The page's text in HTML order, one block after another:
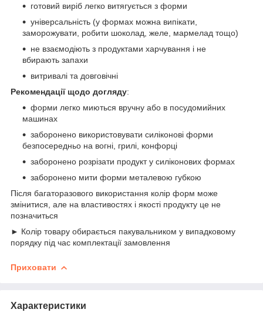
готовий виріб легко витягується з форми
універсальність (у формах можна випікати,
заморожувати, робити шоколад, желе, мармелад тощо)
не взаємодіють з продуктами харчування і не
вбирають запахи
витривалі та довговічні
Рекомендації щодо догляду:
форми легко миються вручну або в посудомийних
машинах
заборонено використовувати силіконові форми
безпосередньо на вогні, грилі, конфорці
заборонено розрізати продукт у силіконових формах
заборонено мити форми металевою губкою
Після багаторазового використання колір форм може
змінитися, але на властивостях і якості продукту це не
позначиться
► Колір товару обирається пакувальником у випадковому
порядку під час комплектації замовлення
Приховати
Характеристики